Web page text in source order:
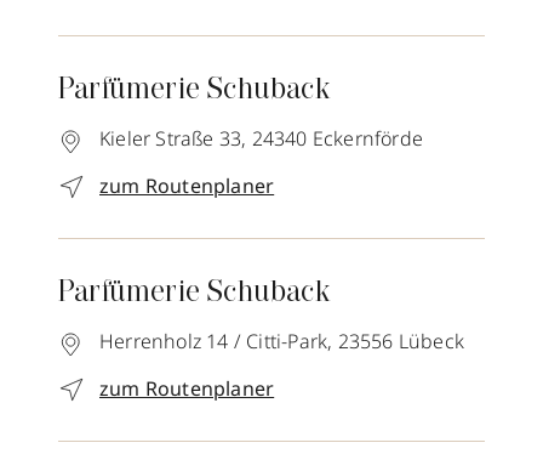
Parfümerie Schuback
Kieler Straße 33, 24340 Eckernförde
zum Routenplaner
Parfümerie Schuback
Herrenholz 14 / Citti-Park, 23556 Lübeck
zum Routenplaner